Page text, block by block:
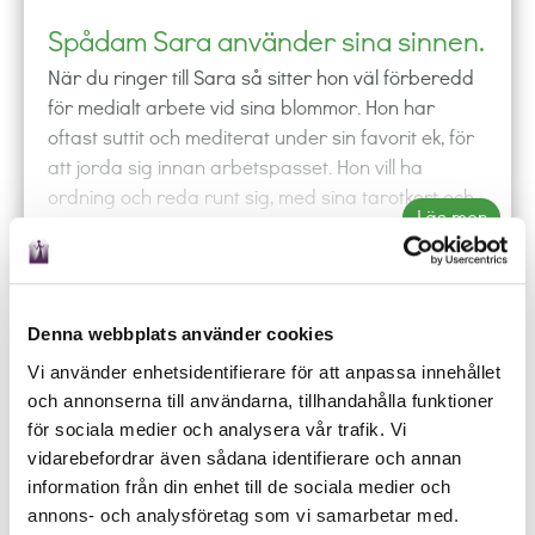
Denna webbplats använder cookies
Vi använder enhetsidentifierare för att anpassa innehållet
och annonserna till användarna, tillhandahålla funktioner
för sociala medier och analysera vår trafik. Vi
vidarebefordrar även sådana identifierare och annan
information från din enhet till de sociala medier och
annons- och analysföretag som vi samarbetar med.
Spådam Sara använder sina sinnen.
När du ringer till Sara så sitter hon väl förberedd
för medialt arbete vid sina blommor. Hon har
oftast suttit och mediterat under sin favorit ek, för
att jorda sig innan arbetspasset. Hon vill ha
ordning och reda runt sig, med sina tarotkort och
pendel. Dessutom är hon noga med att ha ljusa
färger runt sig. Sara kanaliserar budskapen som
hon samtidigt skriver ner. Det kan komma bilder,
eftersom hon använder alla sina sinnen.
Saraletar inte efter borttappade saker och
bortsprungna djur och hon spår inte i sjukdom och
död. Hon kan ta andekontakt med nära och kära
om de kommer spontant. Sara använder även sin
intuition, och hon bara vet.
Läs mer
RING KÖP BOKA MAIL
event
SCHEMA
Ring någon av våra duktiga spådamer och låt de
besvara dina frågor oavsett om det gäller kärlek,
arbete eller budskap från universum.